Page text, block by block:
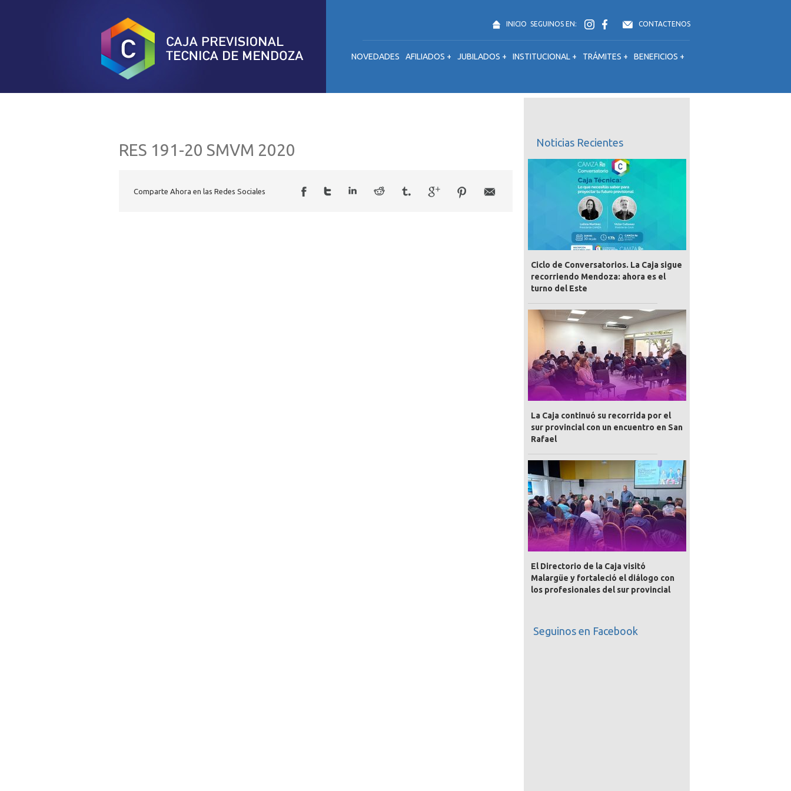
INICIO SEGUINOS EN: CONTACTENOS
NOVEDADES AFILIADOS + JUBILADOS + INSTITUCIONAL + TRÁMITES + BENEFICIOS +
RES 191-20 SMVM 2020
Comparte Ahora en las Redes Sociales
Noticias Recientes
Ciclo de Conversatorios. La Caja sigue
recorriendo Mendoza: ahora es el
turno del Este
La Caja continuó su recorrida por el
sur provincial con un encuentro en San
Rafael
El Directorio de la Caja visitó
Malargüe y fortaleció el diálogo con
los profesionales del sur provincial
Seguinos en Facebook